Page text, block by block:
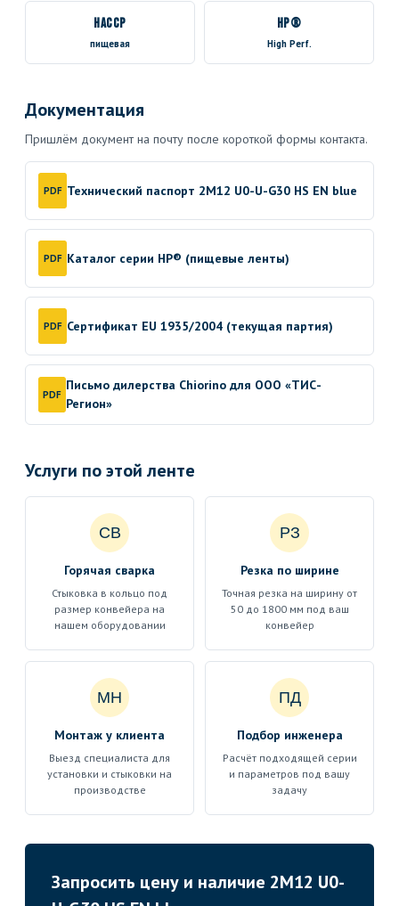
HACCP
пищевая
HP®
High Perf.
Документация
Пришлём документ на почту после короткой формы контакта.
PDF Технический паспорт 2M12 U0-U-G30 HS EN blue
PDF Каталог серии HP® (пищевые ленты)
PDF Сертификат EU 1935/2004 (текущая партия)
PDF
Письмо дилерства Chiorino для ООО «ТИС-
Регион»
Услуги по этой ленте
СВ
Горячая сварка
Стыковка в кольцо под
размер конвейера на
нашем оборудовании
РЗ
Резка по ширине
Точная резка на ширину от
50 до 1800 мм под ваш
конвейер
МН
Монтаж у клиента
Выезд специалиста для
установки и стыковки на
производстве
ПД
Подбор инженера
Расчёт подходящей серии
и параметров под вашу
задачу
Запросить цену и наличие 2M12 U0-